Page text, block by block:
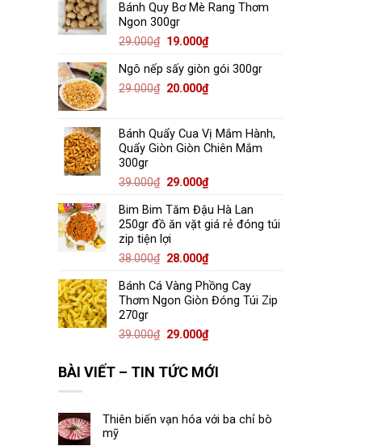
38.000₫.là:
Bánh Quy Bơ Mè Rang Thơm
Ngon 300gr
29.000₫ Giá
là:
29.000₫.
19.000₫Giá
tại
là:
Ngô nếp sấy giòn gói 300gr
29.000₫ Giá
29.000₫.
20.000₫Giá
là:
20.000₫.
Bánh Quẩy Cua Vị Mắm Hành,
Quẩy Giòn Giòn Chiên Mắm
300gr
39.000₫ Giá
là:
39.000₫.
29.000₫Giá
tại
là:
Bim Bim Tăm Đậu Hà Lan
250gr đồ ăn vặt giá rẻ đóng túi
zip tiện lợi
38.000₫ Giá
là:
38.000₫.
28.000₫Giá
tại
là:
Bánh Cá Vàng Phồng Cay
Thơm Ngon Giòn Đóng Túi Zip
270gr
39.000₫ Giá
là:
39.000₫.
29.000₫Giá
tại
là:
BÀI VIẾT – TIN TỨC MỚI
Thiên biến vạn hóa với ba chỉ bò
mỹ